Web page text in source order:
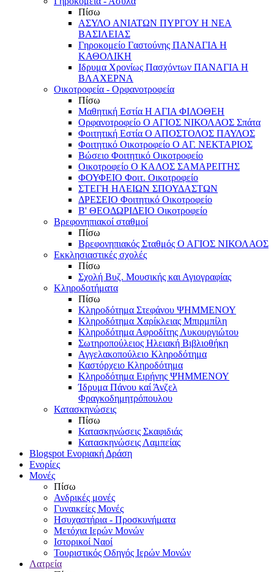
Πίσω
ΑΣΥΛΟ ΑΝΙΑΤΩΝ ΠΥΡΓΟΥ Η ΝΕΑ
ΒΑΣΙΛΕΙΑΣ
Γηροκομείο Γαστούνης ΠΑΝΑΓΙΑ Η
ΚΑΘΟΛΙΚΗ
Ιδρυμα Χρονίως Πασχόντων ΠΑΝΑΓΙΑ Η
ΒΛΑΧΕΡΝΑ
Οικοτροφεία - Ορφανοτροφεία
Πίσω
Μαθητική Εστία Η ΑΓΙΑ ΦΙΛΟΘΕΗ
Ορφανοτροφείο Ο ΑΓΙΟΣ ΝΙΚΟΛΑΟΣ Σπάτα
Φοιτητική Εστία Ο ΑΠΟΣΤΟΛΟΣ ΠΑΥΛΟΣ
Φοιτητικό Οικοτροφείο Ο ΑΓ. ΝΕΚΤΑΡΙΟΣ
Βώσειο Φοιτητικό Οικοτροφείο
Οικοτροφείο Ο ΚΑΛΟΣ ΣΑΜΑΡΕΙΤΗΣ
ΦΟΥΦΕΙΟ Φοιτ. Οικοτροφείο
ΣΤΕΓΗ ΗΛΕΙΩΝ ΣΠΟΥΔΑΣΤΩΝ
ΔΡΕΣΕΙΟ Φοιτητικό Οικοτροφείο
Β' ΘΕΟΔΩΡΙΔΕΙΟ Οικοτροφείο
Βρεφονηπιακοί σταθμοί
Πίσω
Βρεφονηπιακός Σταθμός Ο ΑΓΙΟΣ ΝΙΚΟΛΑΟΣ
Εκκλησιαστικές σχολές
Πίσω
Σχολή Βυζ. Μουσικής και Αγιογραφίας
Κληροδοτήματα
Πίσω
Κληροδότημα Στεφάνου ΨΗΜΜΕΝΟΥ
Κληροδότημα Χαρίκλειας Μπιρμπίλη
Κληροδότημα Αφροδίτης Λυκουργιώτου
Σωτηροπούλειος Ηλειακή Βιβλιοθήκη
Αγγελακοπούλειο Κληροδότημα
Καστόρχειο Κληροδότημα
Κληροδότημα Ειρήνης ΨΗΜΜΕΝΟΥ
Ίδρυμα Πάνου καί Άνζελ
Φραγκοδημητρόπουλου
Κατασκηνώσεις
Πίσω
Κατασκηνώσεις Σκαφιδιάς
Κατασκηνώσεις Λαμπείας
Blogspot Ενοριακή Δράση
Ενορίες
Μονές
Πίσω
Ανδρικές μονές
Γυναικείες Μονές
Ησυχαστήρια - Προσκυνήματα
Μετόχια Ιερών Μονών
Ιστορικοί Ναοί
Τουριστικός Οδηγός Ιερών Μονών
Λατρεία